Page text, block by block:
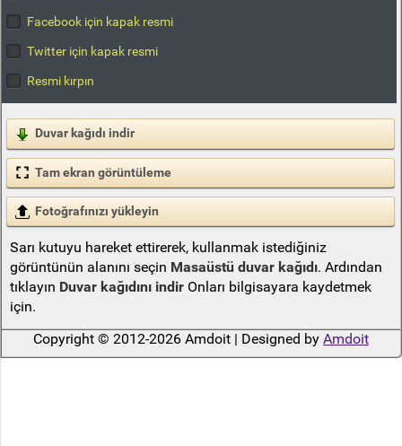
Facebook için kapak resmi
Twitter için kapak resmi
Resmi kırpın
Duvar kağıdı indir
Tam ekran görüntüleme
Fotoğrafınızı yükleyin
Sarı kutuyu hareket ettirerek, kullanmak istediğiniz
görüntünün alanını seçin Masaüstü duvar kağıdı. Ardından
tıklayın Duvar kağıdını indirOnları bilgisayara kaydetmek
için.
Copyright © 2012-2026 Amdoit | Designed by Amdoit